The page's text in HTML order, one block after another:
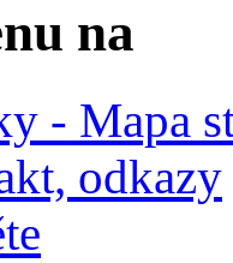
na
- Mapa
odkazy